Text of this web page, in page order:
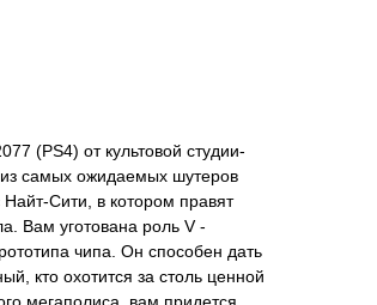
(PS4) от культовой студии-
самых ожидаемых шутеров
Найт-Сити, в котором правят
Вам уготована роль V -
чипа. Он способен дать
кто охотится за столь ценной
мегаполиса, вам придется